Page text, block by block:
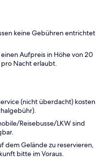
keine Gebühren entrichtet
Aufpreis in Höhe von 20
pro Nacht erlaubt.
(nicht überdacht) kosten
Reisebusse/LKW sind
dem Gelände zu reservieren,
bitte im Voraus.